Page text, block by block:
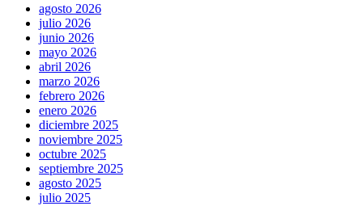
agosto 2026
julio 2026
junio 2026
mayo 2026
abril 2026
marzo 2026
febrero 2026
enero 2026
diciembre 2025
noviembre 2025
octubre 2025
septiembre 2025
agosto 2025
julio 2025